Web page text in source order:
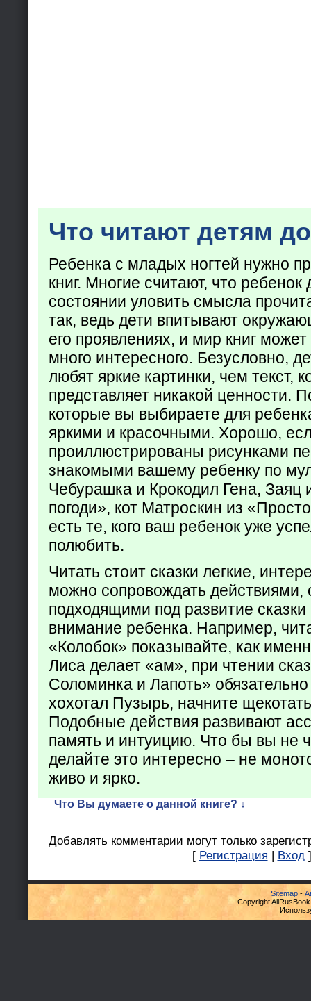
Что читают детям
Ребенка с младых ногтей нужно
книг. Многие считают, что ребенок
состоянии уловить смысла
так, ведь дети впитывают
его проявлениях, и мир книг
много интересного. Безусловно,
любят яркие картинки, чем текст,
представляет никакой ценности.
которые вы выбираете для
яркими и красочными. Хорошо,
проиллюстрированы рисунками
знакомыми вашему ребенку по
Чебурашка и Крокодил Гена, Заяц
погоди», кот Матроскин из
есть те, кого ваш ребенок уже
полюбить.
Читать стоит сказки легкие,
можно сопровождать действиями,
подходящими под развитие
внимание ребенка. Например,
«Колобок» показывайте, как
Лиса делает «ам», при чтении
Соломинка и Лапоть»
хохотал Пузырь, начните
Подобные действия развивают
память и интуицию. Что бы вы не
делайте это интересно – не
живо и ярко.
Что Вы думаете о данной книге? ↓
Добавлять комментарии могут только
[ Регистрация | Вход ]
Sitemap-
Copyright